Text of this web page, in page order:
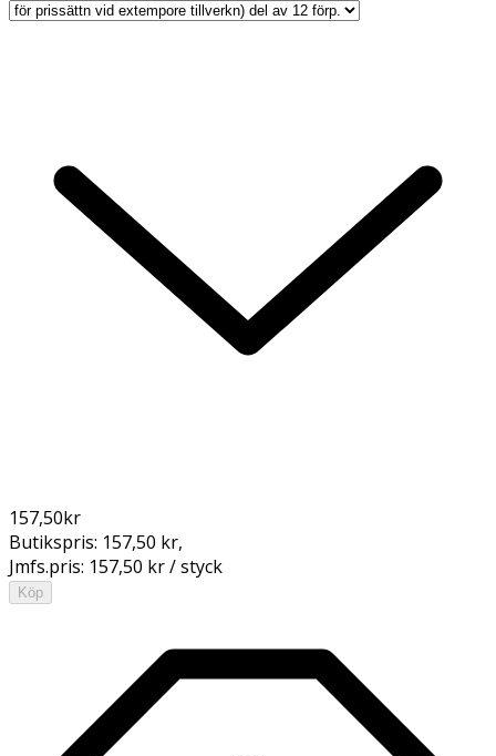
157,50kr
Butikspris: 157,50 kr,
Jmfs.pris: 157,50 kr / styck
Köp